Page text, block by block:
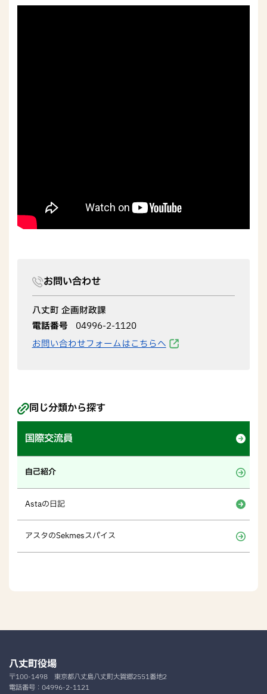
お問い合わせ
八丈町 企画財政課
電話番号
04996-2-1120
お問い合わせフォームはこちらへ
同じ分類から探す
国際交流員
自己紹介
Astaの日記
アスタのSekmesスパイス
八丈町役場
〒100-1498 東京都八丈島八丈町大賀郷2551番地2
電話番号： 04996-2-1121